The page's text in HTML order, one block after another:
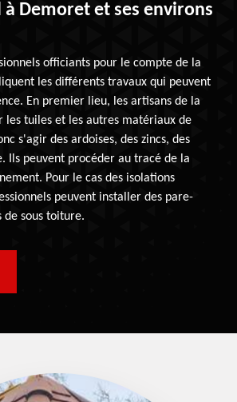
Demoret et ses environs
officiants pour le compte de la
les différents travaux qui peuvent
En premier lieu, les artisans de la
les tuiles et les autres matériaux de
s'agir des ardoises, des zincs, des
Ils peuvent procéder au tracé de la
Pour le cas des isolations
peuvent installer des pare-
de sous toiture.